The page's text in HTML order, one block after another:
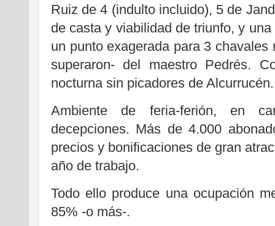
Ruiz de 4 (indulto incluido), 5 de
de casta y viabilidad de triunfo, y
un punto exagerada para 3
superaron- del maestro Pedrés.
nocturna sin picadores de Alcurrucén.
Ambiente de feria-ferión, en
decepciones. Más de 4.000
precios y bonificaciones de gran
año de trabajo.
Todo ello produce una ocupación
85% -o más-.